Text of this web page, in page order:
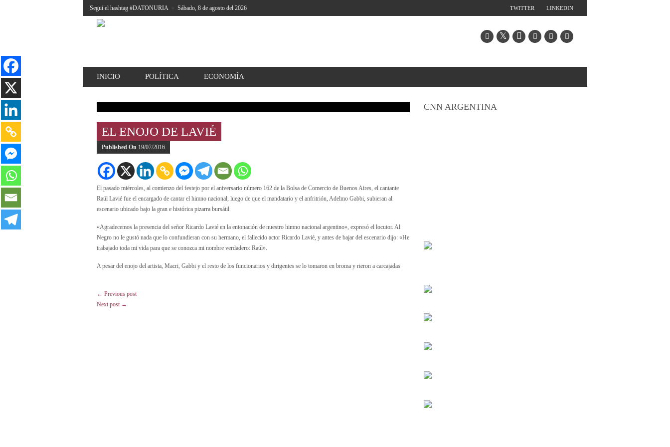
Seguí el hashtag #DATONURIA » Sábado, 8 de agosto del 2026 LINKEDIN
TWITTER
INICIO POLÍTICA ECONOMÍA
EL ENOJO DE LAVIÉ
Published On 19/07/2016
El pasado miércoles, al comienzo del festejo por el aniversario número 162 de la Bolsa de Comercio de Buenos Aires, el cantante
Raúl Lavié fue el encargado de cantar el himno nacional, luego de que el mandatario y el anfritrión, Adelmo Gabbi, subieran al
escenario ubicado bajo la gran e histórica pizarra bursátil.
«Agradecemos la presencia del señor Ricardo Lavié en la entonación de nuestro himno nacional argentino», expresó el locutor. Al
Negro no le gustó nada que lo confundieran con su hermano, el fallecido actor Ricardo Lavié, y antes de bajar del escenario dijo: «He
trabajado toda mi vida para que se conozca mi nombre verdadero: Raúl».
A pesar del enojo del artista, Macri, Gabbi y el resto de los funcionarios y dirigentes se lo tomaron en broma y rieron a carcajadas
← Previous post
Next post →
CNN ARGENTINA